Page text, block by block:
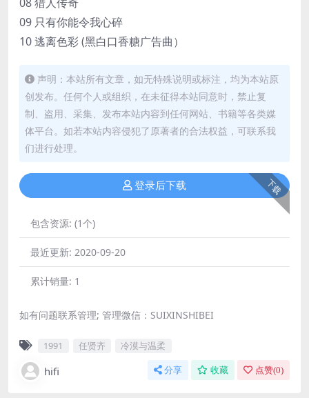
09 只有你能令我心碎
10 逃离色彩 (黑白口香糖广告曲）
声明：本站所有文章，如无特殊说明或标注，均为本站原
创发布。任何个人或组织，在未征得本站同意时，禁止复
制、盗用、采集、发布本站内容到任何网站、书籍等各类媒
体平台。如若本站内容侵犯了原著者的合法权益，可联系我
们进行处理。
下载
登录后下载
包含资源: (1个)
最近更新: 2020-09-20
累计销量: 1
如有问题联系管理; 管理微信：SUIXINSHIBEI
1991 任贤齐 冷漠与温柔
hifi 分享 收藏 点赞(0)